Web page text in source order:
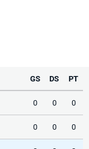
GS DS PT
0 0 0
0 0 0